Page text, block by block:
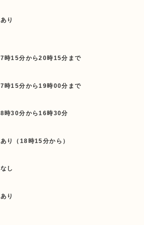
あり
7時15分から20時15分まで
7時15分から19時00分まで
8時30分から16時30分
あり（18時15分から）
なし
あり